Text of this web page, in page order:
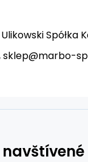
Spółka
sklep@marbo-